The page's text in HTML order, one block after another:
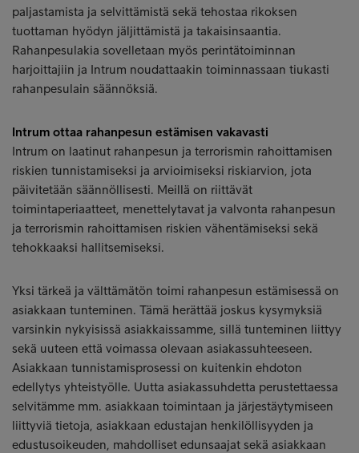
paljastamista ja selvittämistä sekä tehostaa rikoksen
tuottaman hyödyn jäljittämistä ja takaisinsaantia.
Rahanpesulakia sovelletaan myös perintätoiminnan
harjoittajiin ja Intrum noudattaakin toiminnassaan tiukasti
rahanpesulain säännöksiä.
Intrum ottaa rahanpesun estämisen vakavasti
Intrum on laatinut rahanpesun ja terrorismin rahoittamisen
riskien tunnistamiseksi ja arvioimiseksi riskiarvion, jota
päivitetään säännöllisesti. Meillä on riittävät
toimintaperiaatteet, menettelytavat ja valvonta rahanpesun
ja terrorismin rahoittamisen riskien vähentämiseksi sekä
tehokkaaksi hallitsemiseksi.
Yksi tärkeä ja välttämätön toimi rahanpesun estämisessä on
asiakkaan tunteminen. Tämä herättää joskus kysymyksiä
varsinkin nykyisissä asiakkaissamme, sillä tunteminen liittyy
sekä uuteen että voimassa olevaan asiakassuhteeseen.
Asiakkaan tunnistamisprosessi on kuitenkin ehdoton
edellytys yhteistyölle. Uutta asiakassuhdetta perustettaessa
selvitämme mm. asiakkaan toimintaan ja järjestäytymiseen
liittyviä tietoja, asiakkaan edustajan henkilöllisyyden ja
edustusoikeuden, mahdolliset edunsaajat sekä asiakkaan